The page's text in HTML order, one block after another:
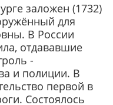
заложен (1732)
для
В России
отдававшие
-
и полиции. В
первой в
Состоялось